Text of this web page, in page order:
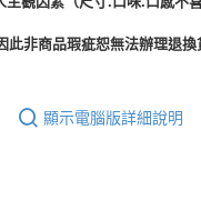
此非商品瑕疵恕無法辦理退
顯示電腦版詳細說明